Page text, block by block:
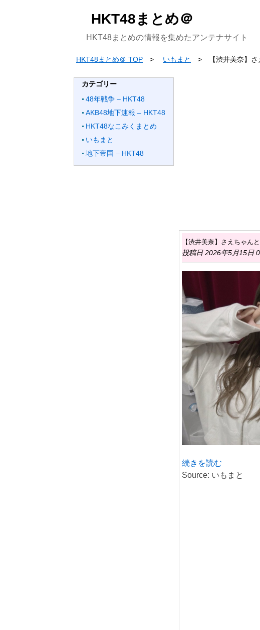
HKT48まとめ＠
HKT48まとめの情報を集めたアンテナサイト
HKT48まとめ＠ TOP いもまと 【渋井美奈】
カテゴリー
48年戦争 – HKT48
AKB48地下速報 – HKT48
HKT48なこみくまとめ
いもまと
地下帝国 – HKT48
【渋井美奈】さえちゃん
投稿日 2026年5月15日
続きを読む
Source: いもまと